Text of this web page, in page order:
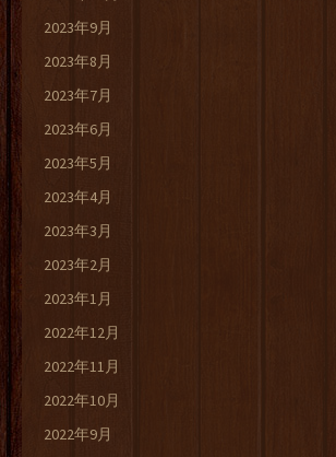
2023年9月
2023年8月
2023年7月
2023年6月
2023年5月
2023年4月
2023年3月
2023年2月
2023年1月
2022年12月
2022年11月
2022年10月
2022年9月